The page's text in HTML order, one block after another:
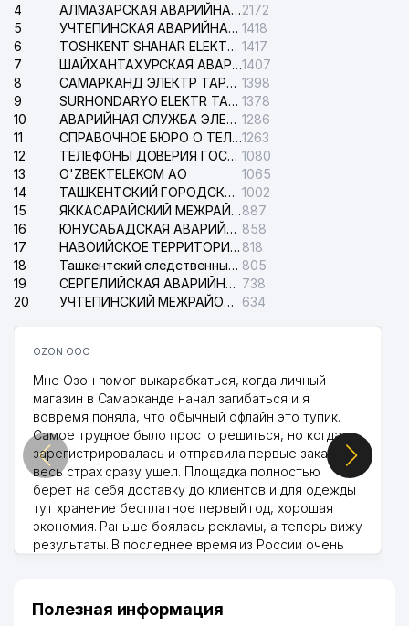
DISTRITECH CENTRAL ASIA
ООО
GLOBAL-GAS ООО
MITSUI & CO., LTD.
ПРЕДСТАВИТЕЛЬСТВО
ТАШКЕНТСКИЙ
ФАРМАЦЕВТИЧЕСКИЙ
ИНСТИТУТ (ТашФармИ)
АНДИЖАНКАБЕЛЬ СП АО
EAST STARK-TV ЧП
НАУЧНЫЙ ЦЕНТР
ЛЕКАРСТВЕННЫХ СРЕДСТВ
38 KANSLER ООО 702 м
39 VERANJ PLUS ООО 713 м
40
FAYSEL KONSTRUKTION
LOGISTIK ООО
742 м
41 ASIA ADVENTURES ООО 752 м
УПРАВЛЕНИЕ МАТЕРИАЛЬНО-
4
АЛМАЗАРСКАЯ АВАРИЙНАЯ СЛУЖБА ЭЛЕКТРОСЕТИ2172
5
УЧТЕПИНСКАЯ АВАРИЙНАЯ СЛУЖБА ЭЛЕКТРОСЕТИ 1418
6
TOSHKENT SHAHAR ELEKTR TARMOQLARI KORXONASI АО 1417
7
ШАЙХАНТАХУРСКАЯ АВАРИЙНАЯ СЛУЖБА ЭЛЕКТРОСЕТИ1407
8
САМАРКАНД ЭЛЕКТР ТАРМОКЛАРИ АО 1398
9
SURHONDARYO ELEKTR TARMOKLARI АО 1378
10
АВАРИЙНАЯ СЛУЖБА ЭЛЕКТРОСЕТИ ТАШКЕНТСКОГО РАЙОНА 1286
11
СПРАВОЧНОЕ БЮРО О ТЕЛЕФОНАХ ОРГАНИЗАЦИЙ г. ТАШКЕНТА1263
12
ТЕЛЕФОНЫ ДОВЕРИЯ ГОСУДАРСТВЕННОГО ЦЕНТРА ТЕСТИРОВАНИЯ 1080
13
O'ZBEKTELEKOM АО
1065
14
ТАШКЕНТСКИЙ ГОРОДСКОЙ СУД ПО ГРАЖДАНСКИМ ДЕЛАМ 1002
15
ЯККАСАРАЙСКИЙ МЕЖРАЙОННЫЙ СУД ПО ГРАЖДАНСКИМ ДЕЛАМ887
16
ЮНУСАБАДСКАЯ АВАРИЙНАЯ СЛУЖБА ЭЛЕКТРОСЕТИ 858
17
НАВОИЙСКОЕ ТЕРРИТОРИАЛЬНОЕ ПРЕДПРИЯТИЕ ЭЛЕКТРОСЕТИ АО 818
18
Ташкентский следственный изолятор 805
19
СЕРГЕЛИЙСКАЯ АВАРИЙНАЯ СЛУЖБА ЭЛЕКТРОСЕТИ 738
20
УЧТЕПИНСКИЙ МЕЖРАЙОННЫЙ СУД ПО ГРАЖДАНСКИМ ДЕЛАМ 634
OZON ООО
Мне Озон помог выкарабкаться, когда личный
магазин в Самарканде начал загибаться и я
вовремя поняла, что обычный офлайн это тупик.
Самое трудное было просто решиться, но когда
зарегистрировалась и отправила первые заказы,
весь страх сразу ушел. Площадка полностью
берет на себя доставку до клиентов и для одежды
тут хранение бесплатное первый год, хорошая
экономия. Раньше боялась рекламы, а теперь вижу
результаты. В последнее время из России очень
Hamida 03.08.2026 12:45:39
Полезная информация